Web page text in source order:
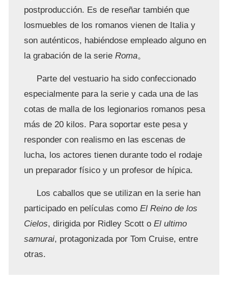
postproducción. Es de reseñar también que
losmuebles de los romanos vienen de Italia y
son auténticos, habiéndose empleado alguno en
la grabación de la serie Roma。
Parte del vestuario ha sido confeccionado
especialmente para la serie y cada una de las
cotas de malla de los legionarios romanos pesa
más de 20 kilos. Para soportar este pesa y
responder con realismo en las escenas de
lucha, los actores tienen durante todo el rodaje
un preparador físico y un profesor de hípica.
Los caballos que se utilizan en la serie han
participado en películas como El Reino de los
Cielos, dirigida por Ridley Scott o El ultimo
samurai, protagonizada por Tom Cruise, entre
otras.